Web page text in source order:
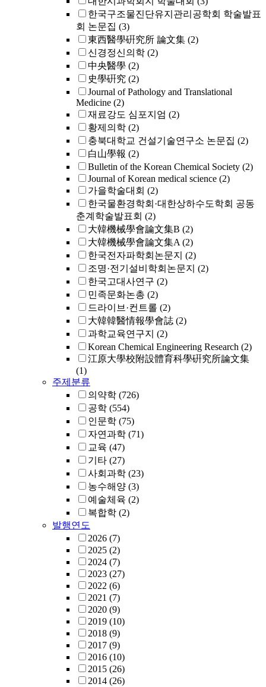
한국구조물진단유지관리공학회 학술발표
회 논문집 (3)
東西醫學硏究所 論文集 (2)
신경정신의학 (2)
中央醫學 (2)
史學硏究 (2)
Journal of Pathology and Translational
Medicine (2)
재료강도 심포지엄 (2)
황제의학 (2)
충북대학교 건설기술연구소 논문집 (2)
白山學報 (2)
Bulletin of the Korean Chemical Society (2)
Journal of Korean medical science (2)
가을학술대회 (2)
한국물환경학회·대한상하수도학회 공동
춘계학술발표회 (2)
大韓機械學會論文集B (2)
大韓機械學會論文集A (2)
한국전자파학회논문지 (2)
조명·전기설비학회논문지 (2)
한국고대사연구 (2)
민족문화논총 (2)
드라이브·컨트롤 (2)
大韓韓醫情報學會誌 (2)
과학교육연구지 (2)
Korean Chemical Engineering Research (2)
江原大學校附設體育科學硏究所論文集
(1)
주제분류
의약학 (726)
공학 (554)
인문학 (75)
자연과학 (71)
교육 (47)
기타 (27)
사회과학 (23)
농수해양 (3)
예술체육 (2)
복합학 (2)
발행연도
2026 (7)
2025 (2)
2024 (7)
2023 (27)
2022 (6)
2021 (7)
2020 (9)
2019 (10)
2018 (9)
2017 (9)
2016 (10)
2015 (26)
2014 (26)